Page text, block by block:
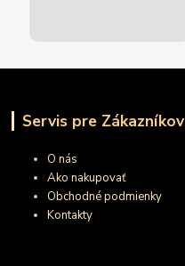
Servis pre Zákazníkov
O nás
Ako nakupovať
Obchodné podmienky
Kontakty